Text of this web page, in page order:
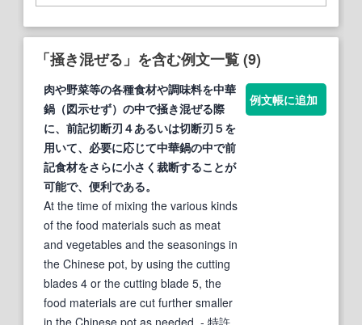
「掻き混ぜる」を含む例文一覧 (9)
肉や野菜等の各種食材や調味料を中華
鍋（図示せず）の中で掻き混ぜる際
に、前記切断刃４あるいは切断刃５を
用いて、必要に応じて中華鍋の中で前
記食材をさらに小さく裁断することが
可能で、便利である。
At the time of mixing the various kinds
of the food materials such as meat
and vegetables and the seasonings in
the Chinese pot, by using the cutting
blades 4 or the cutting blade 5, the
food materials are cut further smaller
例文帳に追加